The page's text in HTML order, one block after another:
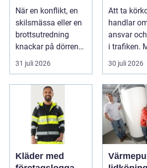
när livet
krånglar
När en konflikt, en
skilsmässa eller en
brottsutredning
knackar på dörren
förändras vardagen
31 juli 2026
Att ta
handlar
ansvar
i trafiken.
detta finns
30 juli 2026
Kläder med